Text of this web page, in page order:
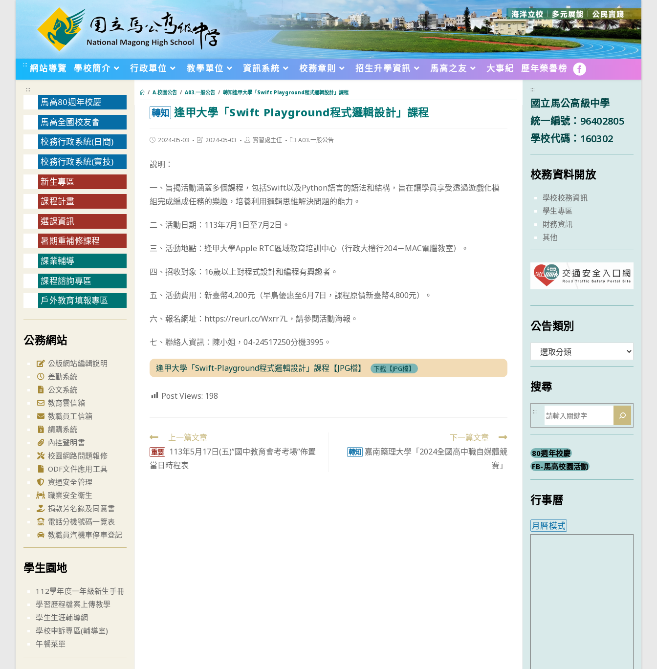
::: 網站導覽 學校簡介 行政單位 教學單位 資訊系統 校務章則 招生升學資訊 馬高之友 大事紀 歷年榮譽榜 FB
/ A.校園公告 / A03.一般公告 / 轉知逢甲大學「Swift Playground程式邏輯設計」課程
轉知 逢甲大學「Swift Playground程式邏輯設計」課程
Post2024-05-03
Post2024-05-03
Post實習處主任
PostA03.一般公告
說明：
一、旨揭活動涵蓋多個課程，包括Swift以及Python語言的語法和結構，旨在讓學員享受透過遊戲化模
組完成編成任務的樂趣，培養利用邏輯思維解決問題的能力。
二、活動日期：113年7月1日至7月2日。
三、活動地點：逢甲大學Apple RTC區域教育培訓中心（行政大樓行204－MAC電腦教室）。
四、招收對象：16歲以上對程式設計和編程有興趣者。
五、活動費用：新臺幣4,200元（早鳥優惠至6月7日，課程原價新臺幣4,800元）。
六、報名網址：https://reurl.cc/Wxrr7L，請參閱活動海報。
七、聯絡人資訊：陳小姐，04-24517250分機3995。
逢甲大學「Swift-Playground程式邏輯設計」課程【JPG檔】 下載【JPG檔】
Post Views: 198
Read
more
articles
上一篇文章
重要
113年5月17日(五)”國中教育會考考場”佈置
當日時程表
下一篇文章
轉知 嘉南藥理大學「2024全國高中職自媒體競
賽」
:::
馬高80週年校慶
馬高全國校友會
校務行政系統(日間)
校務行政系統(實技)
新生專區
課程計畫
選課資訊
暑期重補修課程
課業輔導
課程諮詢專區
戶外教育填報專區
公務網站
公版網站編輯說明
差勤系統
公文系統
教育雲信箱
教職員工信箱
請購系統
內控聲明書
校園網路問題報修
ODF文件應用工具
資通安全管理
職業安全衛生
捐款芳名錄及同意書
電話分機號碼一覽表
教職員汽機車停車登記
學生園地
112學年度一年級新生手冊
學習歷程檔案上傳教學
學生生涯輔導網
學校申訴專區(輔導室)
午餐菜單
:::
國立馬公高級中學
統一編號：96402805
學校代碼：160302
校務資料開放
學校校務資訊
學生專區
財務資訊
其他
公告類別
類
搜尋
搜
尋
:::
80週年校慶
FB-馬高校園活動
行事曆
月曆模式